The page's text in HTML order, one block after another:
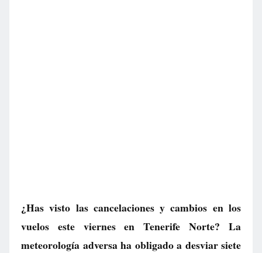
¿Has visto las cancelaciones y cambios en los
vuelos este viernes en Tenerife Norte? La
meteorología adversa ha obligado a desviar siete